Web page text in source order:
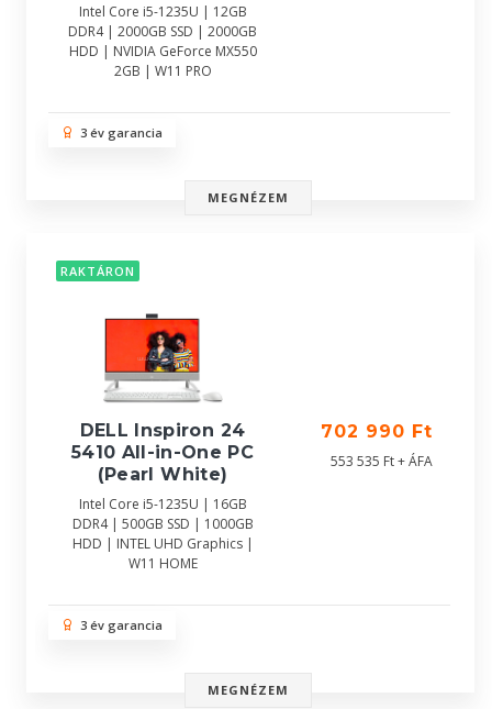
Intel Core i5-1235U | 12GB
DDR4 | 2000GB SSD | 2000GB
HDD | NVIDIA GeForce MX550
2GB | W11 PRO
3 év garancia
MEGNÉZEM
RAKTÁRON
DELL Inspiron 24
5410 All-in-One PC
(Pearl White)
Intel Core i5-1235U | 16GB
DDR4 | 500GB SSD | 1000GB
HDD | INTEL UHD Graphics |
W11 HOME
702 990 Ft
553 535 Ft + ÁFA
3 év garancia
MEGNÉZEM